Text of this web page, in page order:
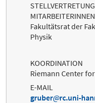
Fakultätsrat der
Physik
KOORDINATION
Riemann Center
E-MAIL
gruber
rc.uni-